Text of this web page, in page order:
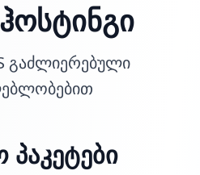
გაძლიერებული
პაკეტები